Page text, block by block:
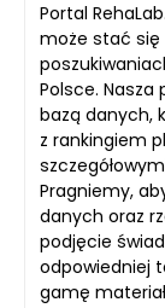
Portal
może stać się
Polsce.
bazą danych,
z rankingiem
Pragniemy,
danych oraz
podjęcie
odpowiedniej
gamę